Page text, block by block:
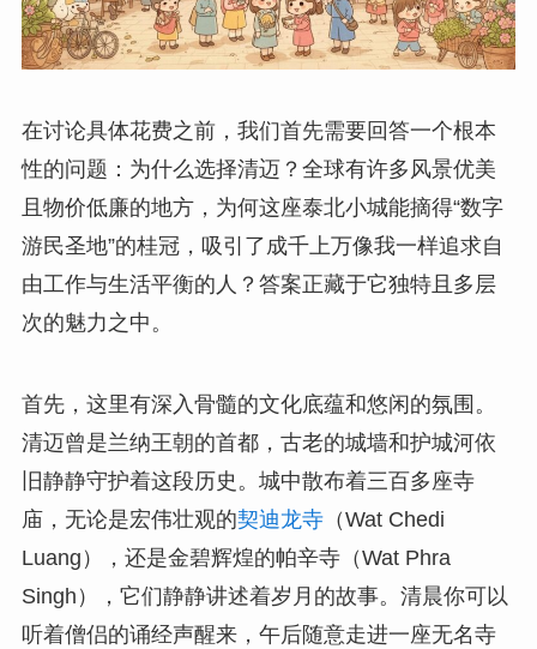
在讨论具体花费之前，我们首先需要回答一个根本
性的问题：为什么选择清迈？全球有许多风景优美
且物价低廉的地方，为何这座泰北小城能摘得“数字
游民圣地”的桂冠，吸引了成千上万像我一样追求自
由工作与生活平衡的人？答案正藏于它独特且多层
次的魅力之中。
首先，这里有深入骨髓的文化底蕴和悠闲的氛围。
清迈曾是兰纳王朝的首都，古老的城墙和护城河依
旧静静守护着这段历史。城中散布着三百多座寺
庙，无论是宏伟壮观的契迪龙寺（Wat Chedi
Luang），还是金碧辉煌的帕辛寺（Wat Phra
Singh），它们静静讲述着岁月的故事。清晨你可以
听着僧侣的诵经声醒来，午后随意走进一座无名寺